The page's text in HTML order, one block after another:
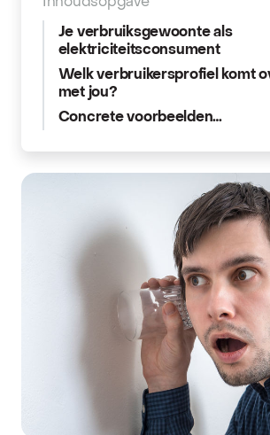
Je verbruiksgewoonte als
elektriciteitsconsument
Welk verbruikersprofiel komt
met jou?
Concrete voorbeelden…